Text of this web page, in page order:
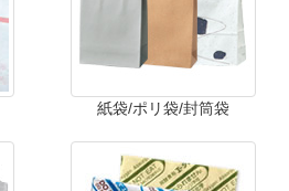
紙袋/ポリ袋/封筒袋